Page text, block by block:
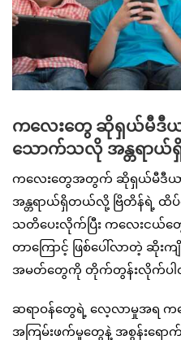
ကလေးတွေ ဆိုရှယ်မီဒီယ
သောက်သလို အန္တရာယ်
ကလေးတွေအတွက် ဆိုရှယ်မီဒီယ
အန္တရာယ်ရှိတယ်လို့ ဗြိတိန်ရဲ့ ထိ
သတိပေးလိုက်ပြီး ကလေးငယ်တွေ
တာကြောင့် ဖြစ်ပေါ်လာတဲ့ ဆိုးက
အမတ်တွေကို တိုက်တွန်းလိုက်ပါ
ဆရာဝန်တွေရဲ့ လေ့လာမှုအရ က
အကြမ်းဖက်မှုတွေနဲ့ အစွန်းရော